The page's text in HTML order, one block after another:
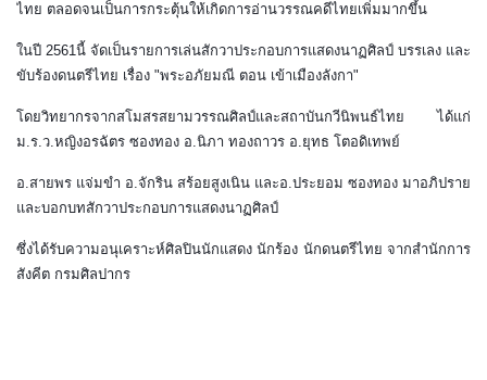
ไทย ตลอดจนเป็นการกระตุ้นให้เกิดการอ่านวรรณคดีไทยเพิ่มมากขึ้น
ในปี 2561นี้ จัดเป็นรายการเล่นสักวาประกอบการแสดงนาฏศิลป์ บรรเลง และ
ขับร้องดนตรีไทย เรื่อง "พระอภัยมณี ตอน เข้าเมืองลังกา"
โดยวิทยากรจากสโมสรสยามวรรณศิลป์และสถาบันกวีนิพนธ์ไทยได้แก่
ม.ร.ว.หญิงอรฉัตร ซองทอง อ.นิภา ทองถาวร อ.ยุทธ โตอดิเทพย์
อ.สายพร แจ่มขำ อ.จักริน สร้อยสูงเนิน และอ.ประยอม ซองทอง มาอภิปราย
และบอกบทสักวาประกอบการแสดงนาฏศิลป์
ซึ่งได้รับความอนุเคราะห์ศิลปินนักแสดง นักร้อง นักดนตรีไทย จากสำนักการ
สังคีต กรมศิลปากร